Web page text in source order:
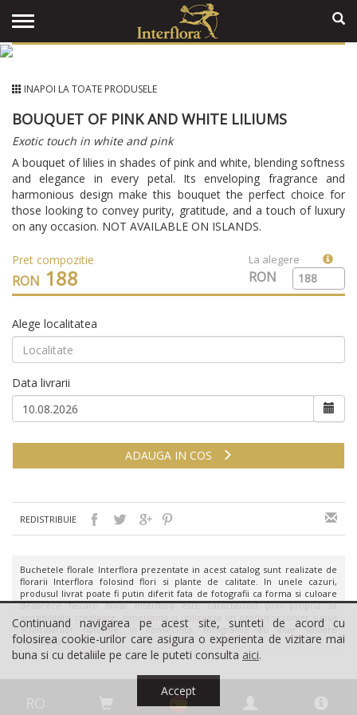
INAPOI LA TOATE PRODUSELE
BOUQUET OF PINK AND WHITE LILIUMS
Exotic touch in white and pink
A bouquet of lilies in shades of pink and white, blending softness
and elegance in every petal. Its enveloping fragrance and
harmonious design make this bouquet the perfect choice for
those looking to convey purity, gratitude, and a touch of luxury
on any occasion. NOT AVAILABLE ON ISLANDS.
Pret compozitie
RON 188
La alegere
RON
Alege localitatea
Data livrarii
REDISTRIBUIE
Buchetele florale Interflora prezentate in acest catalog sunt realizate de
florarii Interflora folosind flori si plante de calitate. In unele cazuri,
produsul livrat poate fi putin diferit fata de fotografii ca forma si culoare
deoarece fiecare florar Interflora este caracterizat prin propria sa
sensibilitate creatoare, experienta si utilizeaza un produs sezonier supus
schimbarilor naturale. In consecinta, fotografiile au doar valoare
ilustrativa
Livrare in
Continuand navigarea pe acest site, sunteti de acord cu
folosirea cookie-urilor care asigura o experienta de vizitare mai
buna si cu detaliile pe care le puteti consulta aici.
Accept